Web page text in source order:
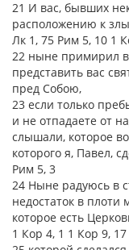
21 И вас, бывших
расположению к
Лк 1, 75 Рим 5, 10 1
22 ныне примирил в
представить вас
пред Собою,
23 если только
и не отпадаете от
слышали, которое
которого я, Павел,
Рим 5, 3
24 Ныне радуюсь в
недостаток в плоти
которое есть
1 Кор 4, 1 1 Кор 9, 17